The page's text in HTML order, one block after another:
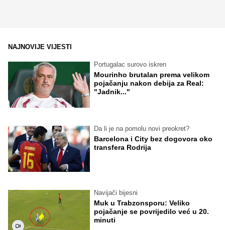
NAJNOVIJE VIJESTI
Portugalac surovo iskren
Mourinho brutalan prema velikom
pojačanju nakon debija za Real:
"Jadnik..."
Da li je na pomolu novi preokret?
Barcelona i City bez dogovora oko
transfera Rodrija
Navijači bijesni
Muk u Trabzonsporu: Veliko
pojačanje se povrijedilo već u 20.
minuti